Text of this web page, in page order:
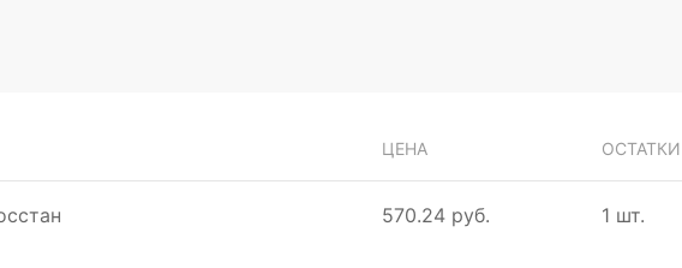
ЦЕНА ОСТАТКИ
570.24 руб. 1 шт.